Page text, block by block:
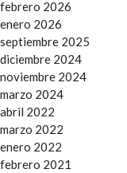
febrero 2026
enero 2026
septiembre 2025
diciembre 2024
noviembre 2024
marzo 2024
abril 2022
marzo 2022
enero 2022
febrero 2021